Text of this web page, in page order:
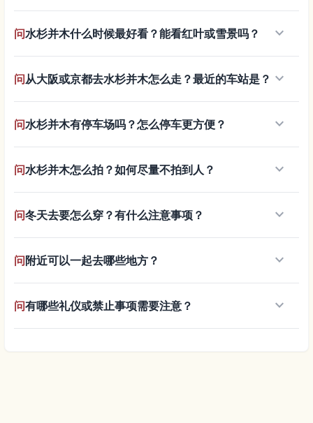
问水杉并木什么时候最好看？能看红叶或雪景吗？ keyboard_arrow_down
问从大阪或京都去水杉并木怎么走？最近的车站是？ keyboard_arrow_down
问水杉并木有停车场吗？怎么停车更方便？ keyboard_arrow_down
问水杉并木怎么拍？如何尽量不拍到人？ keyboard_arrow_down
问冬天去要怎么穿？有什么注意事项？ keyboard_arrow_down
问附近可以一起去哪些地方？ keyboard_arrow_down
问有哪些礼仪或禁止事项需要注意？ keyboard_arrow_down